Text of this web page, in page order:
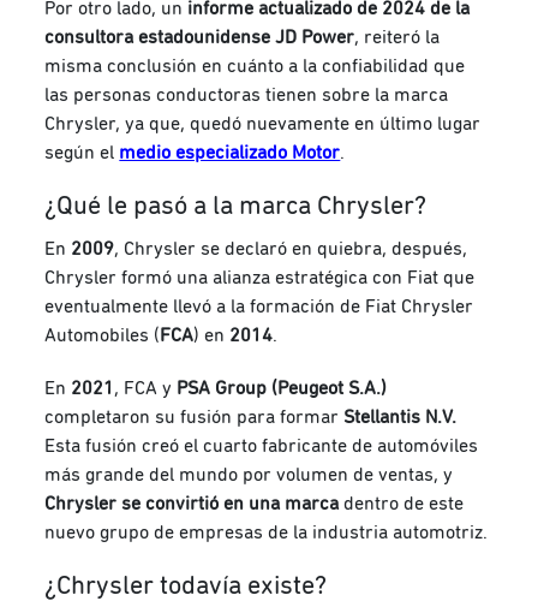
Por otro lado, un informe actualizado de 2024 de la
consultora estadounidense JD Power, reiteró la
misma conclusión en cuánto a la confiabilidad que
las personas conductoras tienen sobre la marca
Chrysler, ya que, quedó nuevamente en último lugar
según el medio especializado Motor.
¿Qué le pasó a la marca Chrysler?
En 2009, Chrysler se declaró en quiebra, después,
Chrysler formó una alianza estratégica con Fiat que
eventualmente llevó a la formación de Fiat Chrysler
Automobiles ( FCA) en 2014.
En 2021 , FCA y PSA Group (Peugeot S.A.)
completaron su fusión para formar Stellantis N.V.
Esta fusión creó el cuarto fabricante de automóviles
más grande del mundo por volumen de ventas, y
Chrysler se convirtió en una marcadentro de este
nuevo grupo de empresas de la industria automotriz.
¿Chrysler todavía existe?